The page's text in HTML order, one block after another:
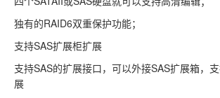
独有的RAID6双重保护功能；
支持SAS扩展柜扩展
支持SAS的扩展接口，可以外接SAS扩展箱，
展